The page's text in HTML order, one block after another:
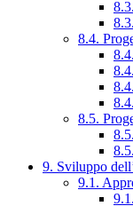
8.4.
8.5.
9. Sviluppo
9.1.